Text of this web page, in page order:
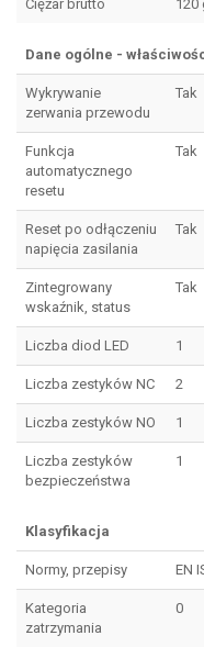
Ciężar brutto 120
Dane ogólne -
Wykrywanie
zerwania przewodu
Tak
Funkcja
automatycznego
resetu
Tak
Reset po odłączeniu
napięcia zasilania
Tak
Zintegrowany
wskaźnik, status
Tak
Liczba diod LED 1
Liczba zestyków NC 2
Liczba zestyków NO 1
Liczba zestyków
bezpieczeństwa
1
Klasyfikacja
Normy, przepisy EN
Kategoria
zatrzymania
0